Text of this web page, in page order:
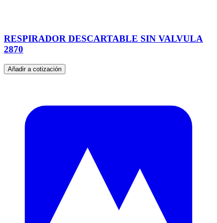
RESPIRADOR DESCARTABLE SIN VALVULA
2870
Añadir a cotización